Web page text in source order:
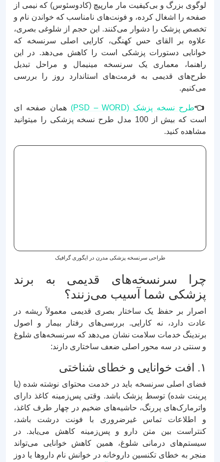
لوگوی بزرگ و بی‌کیفیت مار مارپیچ (کادوسئوس) که نیمی از
صفحه را اشغال کرده، و فونت‌های نامناسب که خواندن نام و
تخصص پزشک را دشوار می‌کنند. این حجم از شلوغی بصری،
علاوه بر القای حس کهنگی، کارایی اصلی سرنسخه که
خوانایی دستورات پزشکی است را کاهش می‌دهد. در این
راهنما، معماری یک سرنسخه مینیمال و مراحل تبدیل
طرح‌های قدیمی به فرمت‌های استاندارد روز را بررسی
می‌کنیم.
👈طرح نسخه پزشک (PSD – WORD)
همان صفحه ای
است که بیش از 100 مدل طرح نسخه پزشکی را میتوانید
مشاهده کنید.
طراحی سرنسخه پزشکی مدرن در ایگوری گرافیک
چرا سرنسخه‌های قدیمی به برند
پزشکی شما آسیب می‌زنند؟
اصرار بر حفظ یک ساختار بصری قدیمی معمولاً ریشه در
عادت دارد، نه کارایی. بررسی‌های رفتار بیمار و اصول
برندینگ خدمات سلامت نشان می‌دهد که سرنسخه‌های شلوغ
و سنتی در سه محور اصلی ضعف ساختاری دارند:
۱. افت خوانایی و خطای شناختی
فضای اصلی سرنسخه باید در خدمت محتوای نوشته شده (یا
پرینت شده) توسط پزشک باشد. وقتی پس‌زمینه کاغذ دارای
واترمارک‌های پررنگ، حاشیه‌های ضخیم در چهار طرف کاغذ،
و اطلاعات تماس غیرضروری با فونت درشت باشد،
کنتراست بین متن دارو و پس‌زمینه کاهش می‌یابد. در
سیستم‌های درمانی شلوغ، همین کاهش خوانایی می‌تواند
منجر به خطای تکنسین داروخانه در خوانش نام داروها یا دوز